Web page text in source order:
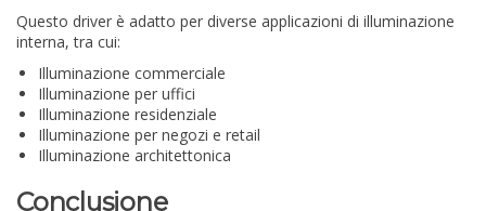
Questo driver è adatto per diverse applicazioni di illuminazione
interna, tra cui:
Illuminazione commerciale
Illuminazione per uffici
Illuminazione residenziale
Illuminazione per negozi e retail
Illuminazione architettonica
Conclusione